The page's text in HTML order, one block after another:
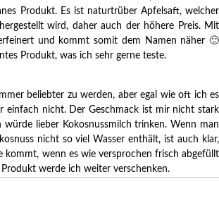
Produkt. Es ist naturtrüber Apfelsaft, welcher
wird, daher auch der höhere Preis. Mit
und kommt somit dem Namen näher 🙂
Produkt, was ich sehr gerne teste.
beliebter zu werden, aber egal wie oft ich es
einfach nicht. Der Geschmack ist mir nicht stark
würde lieber Kokosnussmilch trinken. Wenn man
nicht so viel Wasser enthält, ist auch klar,
kommt, wenn es wie versprochen frisch abgefüllt
werde ich weiter verschenken.